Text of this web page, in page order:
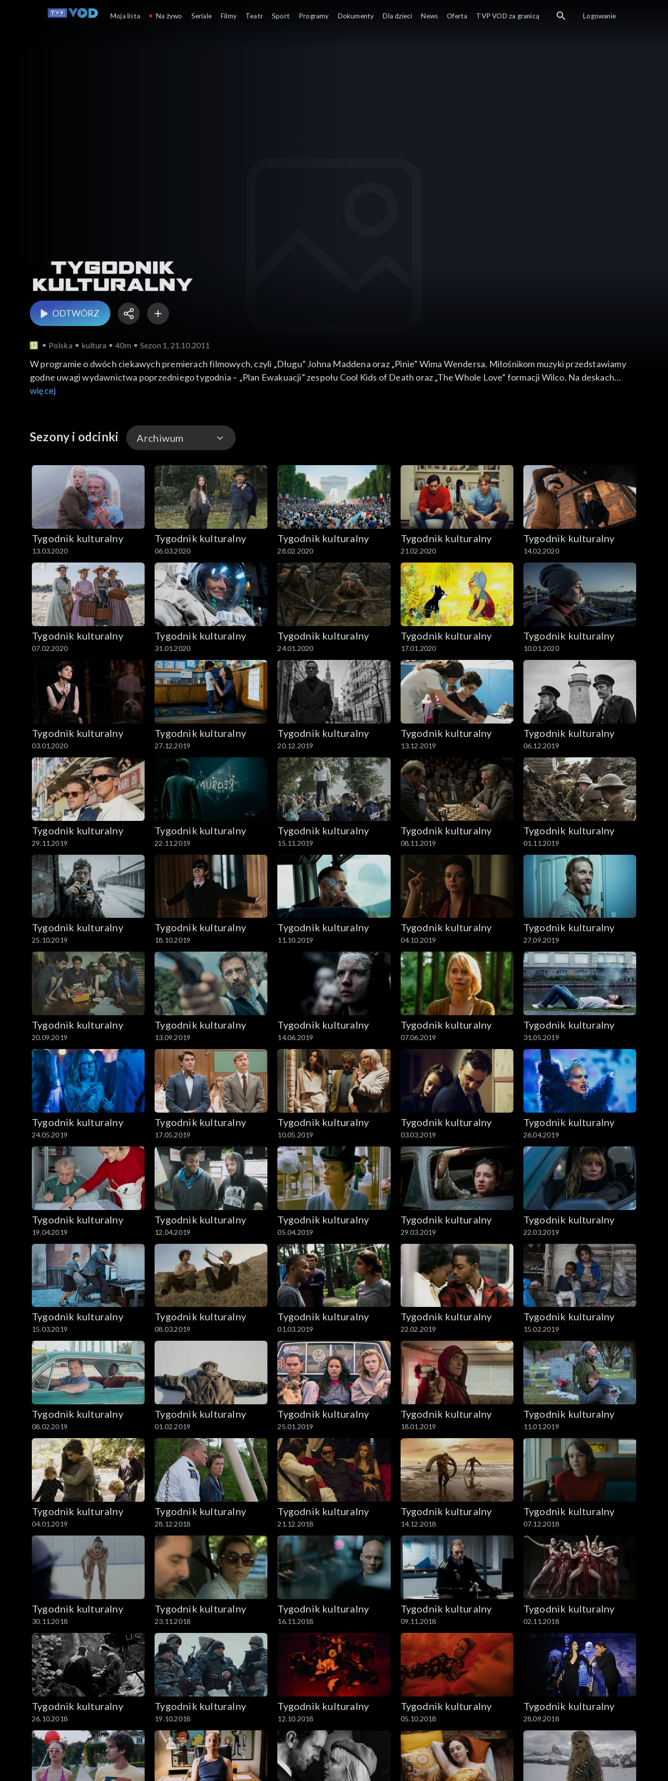
ODTWÓRZ
Polska kultura 40m Sezon 1, 21.10.2011
W programie o dwóch ciekawych premierach filmowych, czyli „Długu” Johna Maddena oraz „Pinie” Wima Wendersa. Miłośnikom muzyki przedstawiamy
godne uwagi wydawnictwa poprzedniego tygodnia – „Plan Ewakuacji” zespołu Cool Kids of Death oraz „The Whole Love” formacji Wilco. Na deskach
teatralnych natomiast „Szkoła żon” Moliera w reżyserii Jacquesa Lasalle'a.
więcej
Sezony i odcinki Archiwum
Odcinki
Archiwum
Tygodnik kulturalny
13.03.2020
Tygodnik kulturalny
06.03.2020
Tygodnik kulturalny
28.02.2020
Tygodnik kulturalny
21.02.2020
Tygodnik kulturalny
14.02.2020
Tygodnik kulturalny
07.02.2020
Tygodnik kulturalny
31.01.2020
Tygodnik kulturalny
24.01.2020
Tygodnik kulturalny
17.01.2020
Tygodnik kulturalny
10.01.2020
Tygodnik kulturalny
03.01.2020
Tygodnik kulturalny
27.12.2019
Tygodnik kulturalny
20.12.2019
Tygodnik kulturalny
13.12.2019
Tygodnik kulturalny
06.12.2019
Tygodnik kulturalny
29.11.2019
Tygodnik kulturalny
22.11.2019
Tygodnik kulturalny
15.11.2019
Tygodnik kulturalny
08.11.2019
Tygodnik kulturalny
01.11.2019
Tygodnik kulturalny
25.10.2019
Tygodnik kulturalny
18.10.2019
Tygodnik kulturalny
11.10.2019
Tygodnik kulturalny
04.10.2019
Tygodnik kulturalny
27.09.2019
Tygodnik kulturalny
20.09.2019
Tygodnik kulturalny
13.09.2019
Tygodnik kulturalny
14.06.2019
Tygodnik kulturalny
07.06.2019
Tygodnik kulturalny
31.05.2019
Tygodnik kulturalny
24.05.2019
Tygodnik kulturalny
17.05.2019
Tygodnik kulturalny
10.05.2019
Tygodnik kulturalny
03.03.2019
Tygodnik kulturalny
26.04.2019
Tygodnik kulturalny
19.04.2019
Tygodnik kulturalny
12.04.2019
Tygodnik kulturalny
05.04.2019
Tygodnik kulturalny
29.03.2019
Tygodnik kulturalny
22.03.2019
Tygodnik kulturalny
15.03.2019
Tygodnik kulturalny
08.03.2019
Tygodnik kulturalny
01.03.2019
Tygodnik kulturalny
22.02.2019
Tygodnik kulturalny
15.02.2019
Tygodnik kulturalny
08.02.2019
Tygodnik kulturalny
01.02.2019
Tygodnik kulturalny
25.01.2019
Tygodnik kulturalny
18.01.2019
Tygodnik kulturalny
11.01.2019
Tygodnik kulturalny
04.01.2019
Tygodnik kulturalny
28.12.2018
Tygodnik kulturalny
21.12.2018
Tygodnik kulturalny
14.12.2018
Tygodnik kulturalny
07.12.2018
Tygodnik kulturalny
30.11.2018
Tygodnik kulturalny
23.11.2018
Tygodnik kulturalny
16.11.2018
Tygodnik kulturalny
09.11.2018
Tygodnik kulturalny
02.11.2018
Tygodnik kulturalny
26.10.2018
Tygodnik kulturalny
19.10.2018
Tygodnik kulturalny
12.10.2018
Tygodnik kulturalny
05.10.2018
Tygodnik kulturalny
28.09.2018
Moja lista Na żywo Seriale Filmy Teatr Sport Programy Dokumenty Dla dzieci News Oferta TVP VOD za granicą Logowanie